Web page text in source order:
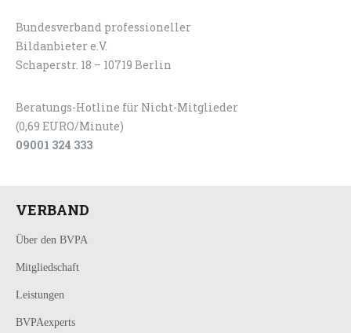
Bundesverband professioneller
Bildanbieter e.V.
Schaperstr. 18 – 10719 Berlin
Beratungs-Hotline für Nicht-Mitglieder
(0,69 EURO/Minute)
09001 324 333
VERBAND
Über den BVPA
Mitgliedschaft
Leistungen
BVPAexperts